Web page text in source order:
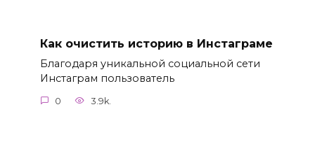
Как очистить историю в Инстаграме
Благодаря уникальной социальной сети
Инстаграм пользователь
0 3.9k.